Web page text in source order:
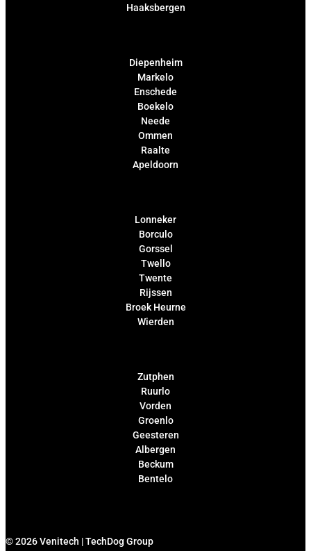
Haaksbergen
Diepenheim
Markelo
Enschede
Boekelo
Neede
Ommen
Raalte
Apeldoorn
Lonneker
Borculo
Gorssel
Twello
Twente
Rijssen
Broek Heurne
Wierden
Zutphen
Ruurlo
Vorden
Groenlo
Geesteren
Albergen
Beckum
Bentelo
© 2026 Venitech |TechDog Group